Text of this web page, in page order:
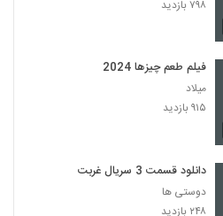
۷۹۸ بازدید
فیلم طعم چیزها 2024
میلاد
۹۱۵ بازدید
دانلود قسمت 3 سریال غربت
دوستی ها
۲۴۸ بازدید